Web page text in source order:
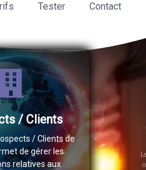
Tester Contact
/ Clients
/ Clients de
de gérer les
aux
La